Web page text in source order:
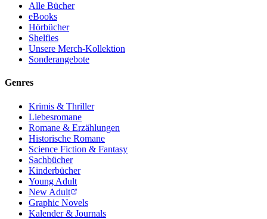
Alle Bücher
eBooks
Hörbücher
Shelfies
Unsere Merch-Kollektion
Sonderangebote
Genres
Krimis & Thriller
Liebesromane
Romane & Erzählungen
Historische Romane
Science Fiction & Fantasy
Sachbücher
Kinderbücher
Young Adult
New Adult
Graphic Novels
Kalender & Journals